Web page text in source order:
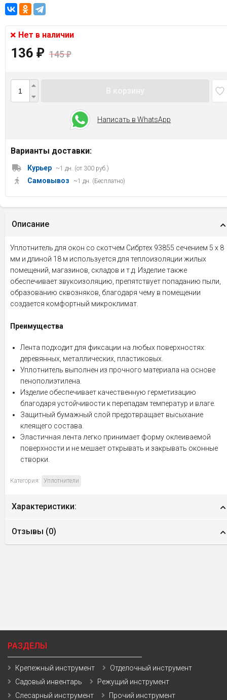
Нет в наличии
136 ₽ 145₽
Написать в WhatsApp
Варианты доставки:
Курьер ~1 дн. (от 300 руб.)
Самовывоз ~1 дн. (Бесплатно)
Описание
Уплотнитель для окон со скотчем Сибртех 93855 сечением 5 х 8
мм и длиной 18 м используется для теплоизоляции жилых
помещений, магазинов, складов и т.д. Изделие также
обеспечивает звукоизоляцию, препятствует попаданию пыли,
образованию сквозняков, благодаря чему в помещении
создается комфортный микроклимат.
Преимущества
Лента подходит для фиксации на любых поверхностях:
деревянных, металлических, пластиковых.
Уплотнитель выполнен из прочного материала на основе
пенополиэтилена.
Изделие обеспечивает качественную герметизацию
благодаря устойчивости к перепадам температур и влаге.
Защитный бумажный слой предотвращает высыхание
клеящего состава.
Эластичная лента легко принимает форму оклеиваемой
поверхности и не мешает открывать и закрывать оконные
створки.
Категория: Уплотнители
Характеристики:
Отзывы (0)
РАЗДЕЛЫ
Крепежный инструмент
Отделочный инструмент
Садовый инвентарь
Режущий инструмент
Слесарный инструмент
Прочий инструмент